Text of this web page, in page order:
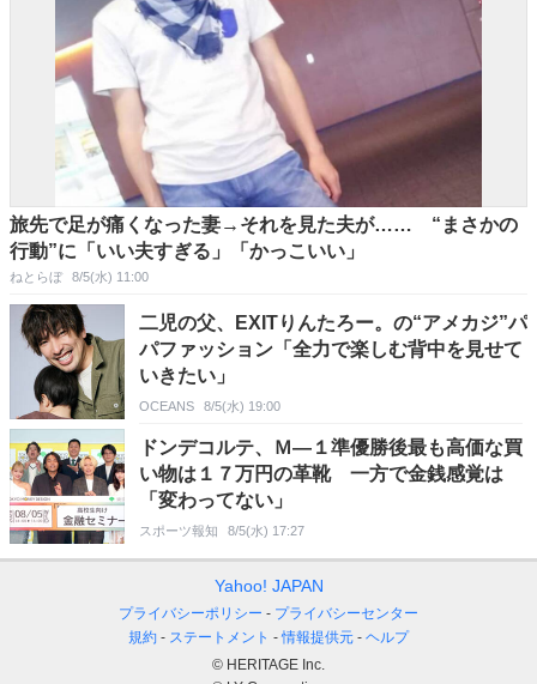
旅先で足が痛くなった妻→それを見た夫が…… “まさかの
行動”に「いい夫すぎる」「かっこいい」
ねとらぼ 8/5(水) 11:00
二児の父、EXITりんたろー。の“アメカジ”パ
パファッション「全力で楽しむ背中を見せて
いきたい」
OCEANS 8/5(水) 19:00
ドンデコルテ、Ｍ―１準優勝後最も高価な買
い物は１７万円の革靴 一方で金銭感覚は
「変わってない」
スポーツ報知 8/5(水) 17:27
Yahoo! JAPAN
プライバシーポリシー
プライバシーセンター
規約
ステートメント 情報提供元
ヘルプ
© HERITAGE Inc.